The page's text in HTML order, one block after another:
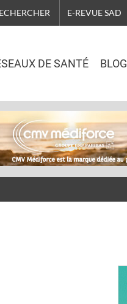
E-REVUE SAD
DE SANTÉ BLOG